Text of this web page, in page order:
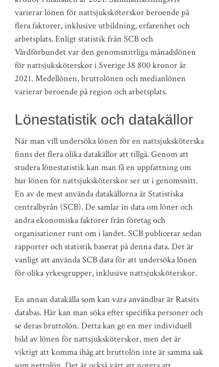
varierar lönen för nattsjuksköterskor beroende på
flera faktorer, inklusive utbildning, erfarenhet och
arbetsplats. Enligt statistik från SCB och
Vårdförbundet var den genomsnittliga månadslönen
för nattsjuksköterskor i Sverige 38 800 kronor år
2021. Medellönen, bruttolönen och medianlönen
varierar beroende på region och arbetsplats.
Lönestatistik och datakällor
När man vill undersöka lönen för en nattsjuksköterska
finns det flera olika datakällor att tillgå. Genom att
studera lönestatistik kan man få en uppfattning om
hur lönen för nattsjuksköterskor ser ut i genomsnitt.
En av de mest använda datakällorna är Statistiska
centralbyrån (SCB). De samlar in data om löner och
andra ekonomiska faktorer från företag och
organisationer runt om i landet. SCB publicerar sedan
rapporter och statistik baserat på denna data. Det är
vanligt att använda SCB data för att undersöka lönen
för olika yrkesgrupper, inklusive nattsjuksköterskor.
En annan datakälla som kan vara användbar är Ratsits
databas. Här kan man söka efter specifika personer och
se deras bruttolön. Detta kan ge en mer individuell
bild av lönen för nattsjuksköterskor, men det är
viktigt att komma ihåg att bruttolön inte är samma sak